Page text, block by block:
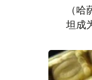
（
坦成